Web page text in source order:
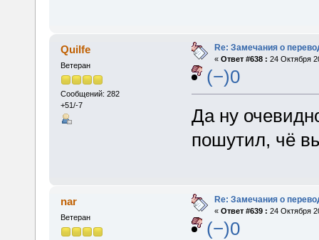
Quilfe
Ветеран
Сообщений: 282
+51/-7
Re: Замечания о
« Ответ #638 : 24 Октября
(−)0
Да ну
пошутил, чё
nar
Ветеран
Re: Замечания о
« Ответ #639 : 24 Октября
(−)0